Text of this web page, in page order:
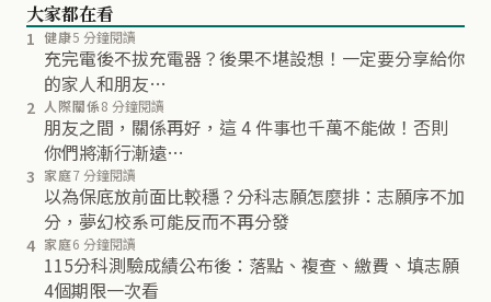
大家都在看
1 健康5 分鐘閱讀
充完電後不拔充電器？後果不堪設想！一定要分享給你
的家人和朋友…
2 人際關係8 分鐘閱讀
朋友之間，關係再好，這 4 件事也千萬不能做！否則
你們將漸行漸遠…
3 家庭7 分鐘閱讀
以為保底放前面比較穩？分科志願怎麼排：志願序不加
分，夢幻校系可能反而不再分發
4 家庭6 分鐘閱讀
115分科測驗成績公布後：落點、複查、繳費、填志願
4個期限一次看